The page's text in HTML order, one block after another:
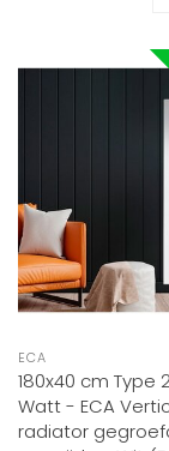
ECA
180x40 cm Type
Watt - ECA
radiator